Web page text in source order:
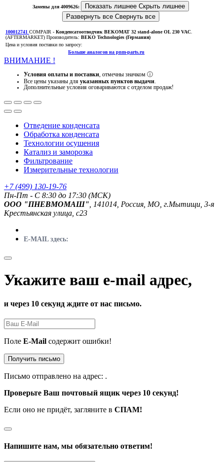
Замены для 4009626:
Показать лишнее Скрыть лишнее
Развернуть все Свернуть все
100012741 COMPAIR - Конденсатоотводчик BEKOMAT 32 stand-alone OL 230 VAC
(AFTERMARKET) Производитель: BEKO Technologies (Германия)
Цена и условия поставки по запросу:
Больше аналогов на pnm-parts.ru
ВНИМАНИЕ !
Условия оплаты и поставки , отмечны значком ⓘ
Все цены указаны для указанных пунктов выдачи
Дополнительные условия оговариваются с отделом продаж!
Отведение конденсата
Обработка конденсата
Технологии осушения
Катализ и заморозка
Фильтрование
Измерительные технологии
+7 (499) 130-19-76
Пн-Пт - C 8:30 до 17:30 (МСК)
ООО "ПНЕВМОМАШ" , 141014, Россия, МО, г.Мытищи, 3-я
Крестьянская улица, с23
E-MAIL здесь:
Укажите ваш e-mail адрес,
и через 10 секунд ждите от нас письмо.
Поле E-Mail содержит ошибки!
Получить письмо
Письмо отправлено на адрес: .
Проверьте Ваш почтовый ящик через 10 секунд!
Если оно не придёт, загляните в СПАМ!
Напишите нам, мы обязательно ответим!